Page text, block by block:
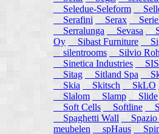
Seledue-Seleform
Serafini
Serax
Serralunga
Sevasa
Oy
Sibast Furniture
silentrooms
Silvio
Sinetica Industries
Sitag
Sitland Spa
Skia
Skitsch SkLO
Slalom
Slamp Slide
Soft Cells
Softline
Spaghetti Wall
Spazio
meubelen
spHaus